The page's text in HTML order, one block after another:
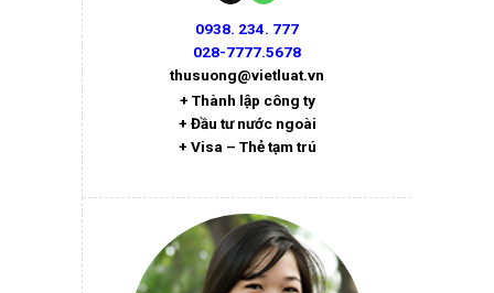
0938. 234. 777
028-7777.5678
thusuong@vietluat.vn
+ Thành lập công ty
+ Đầu tư nước ngoài
+ Visa – Thẻ tạm trú